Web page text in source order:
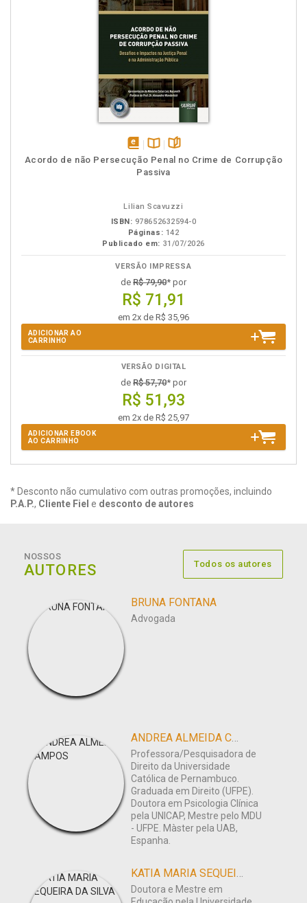
disponível
em
Disponível
na
páginas
Acordo de não Persecução Penal no Crime de Corrupção
Passiva
Lilian Scavuzzi
ISBN: 978652632594-0
Páginas: 142
Publicado em: 31/07/2026
VERSÃO IMPRESSA
de R$ 79,90* por
R$ 71,91
em 2x de R$ 35,96
ADICIONAR AO
CARRINHO
VERSÃO DIGITAL
de R$ 57,70* por
R$ 51,93
em 2x de R$ 25,97
ADICIONAR EBOOK
AO CARRINHO
* Desconto não cumulativo com outras promoções, incluindo
P.A.P., Cliente Fiel e desconto de autores
NOSSOS
AUTORES Todos os autores
BRUNA FONTANA
Advogada
ANDREA ALMEIDA CAMPOS
Professora/Pesquisadora de
Direito da Universidade
Católica de Pernambuco.
Graduada em Direito (UFPE).
Doutora em Psicologia Clínica
pela UNICAP, Mestre pelo MDU
- UFPE. Màster pela UAB,
Espanha.
KATIA MARIA SEQUEIRA DA SILVA
Doutora e Mestre em